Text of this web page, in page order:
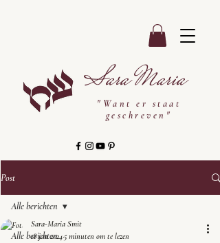
Sara Maria
"Want er staat
geschreven"
Post
Alle berichten
Alle berichten
Sara-Maria Smit
18 jan 20245 minuten om te lezen